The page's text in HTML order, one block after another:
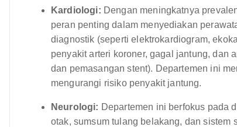
Kardiologi: Dengan meningkatnya
peran penting dalam menyediakan
diagnostik (seperti elektrokardiogram,
penyakit arteri koroner, gagal jantung, dan
dan pemasangan stent). Departemen ini
mengurangi risiko penyakit jantung.
Neurologi: Departemen ini berfokus pada
otak, sumsum tulang belakang, dan